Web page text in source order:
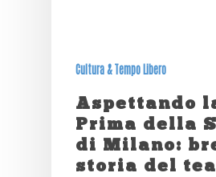
Cultura & Tempo Libero
Aspettando
Prima della
di Milano:
storia del